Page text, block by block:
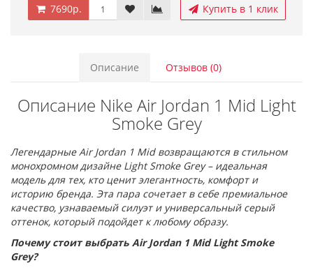
7690р. Купить в 1 клик
Описание Отзывов (0)
Описание Nike Air Jordan 1 Mid Light
Smoke Grey
Легендарные Air Jordan 1 Mid возвращаются в стильном
монохромном дизайне Light Smoke Grey – идеальная
модель для тех, кто ценит элегантность, комфорт и
историю бренда. Эта пара сочетает в себе премиальное
качество, узнаваемый силуэт и универсальный серый
оттенок, который подойдет к любому образу.
Почему стоит выбрать Air Jordan 1 Mid Light Smoke
Grey?